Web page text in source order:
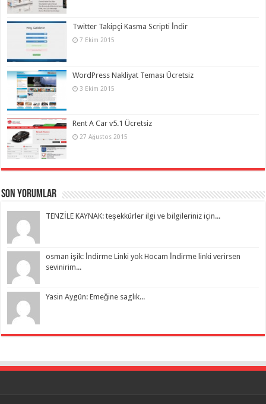
Twitter Takipçi Kasma Scripti İndir
7 Ekim 2015
WordPress Nakliyat Teması Ücretsiz
3 Ekim 2015
Rent A Car v5.1 Ücretsiz
27 Ağustos 2015
Son Yorumlar
TENZİLE KAYNAK: teşekkürler ilgi ve bilgileriniz için...
osman işik: İndirme Linki yok Hocam İndirme linki verirsen
sevinirim...
Yasin Aygün: Emeğine saglık...